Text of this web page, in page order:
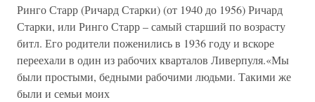
Ринго Старр (Ричард Старки) (от 1940 до 1956) Ричард
Старки, или Ринго Старр – самый старший по возрасту
битл. Его родители поженились в 1936 году и вскоре
переехали в один из рабочих кварталов Ливерпуля.«Мы
были простыми, бедными рабочими людьми. Такими же
были и семьи моих